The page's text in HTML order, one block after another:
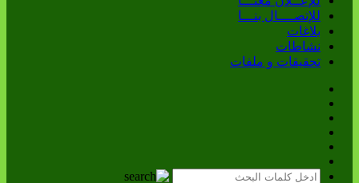
للإتصــــال بنـــا
بلاغات
نشاطات
تحقيقات و ملفات